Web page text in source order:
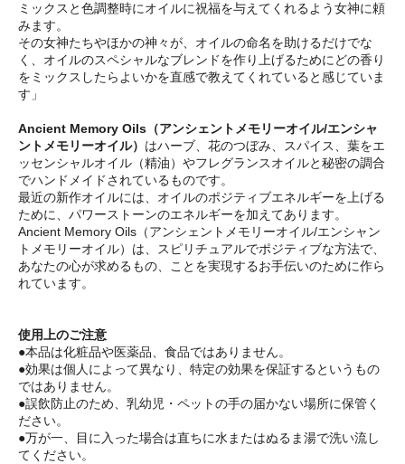
ミックスと色調整時にオイルに祝福を与えてくれるよう女神に頼
みます。
その女神たちやほかの神々が、オイルの命名を助けるだけでな
く、オイルのスペシャルなブレンドを作り上げるためにどの香り
をミックスしたらよいかを直感で教えてくれていると感じていま
す」
Ancient Memory Oils（アンシェントメモリーオイル/エンシャ
ントメモリーオイル） はハーブ、花のつぼみ、スパイス、葉をエ
ッセンシャルオイル（精油）やフレグランスオイルと秘密の調合
でハンドメイドされているものです。
最近の新作オイルには、オイルのポジティブエネルギーを上げる
ために、パワーストーンのエネルギーを加えてあります。
Ancient Memory Oils（アンシェントメモリーオイル/エンシャン
トメモリーオイル）は、スピリチュアルでポジティブな方法で、
あなたの心が求めるもの、ことを実現するお手伝いのために作ら
れています。
使用上のご注意
●本品は化粧品や医薬品、食品ではありません。
●効果は個人によって異なり、特定の効果を保証するというもの
ではありません。
●誤飲防止のため、乳幼児・ペットの手の届かない場所に保管く
ださい。
●万が一、目に入った場合は直ちに水またはぬるま湯で洗い流し
てください。